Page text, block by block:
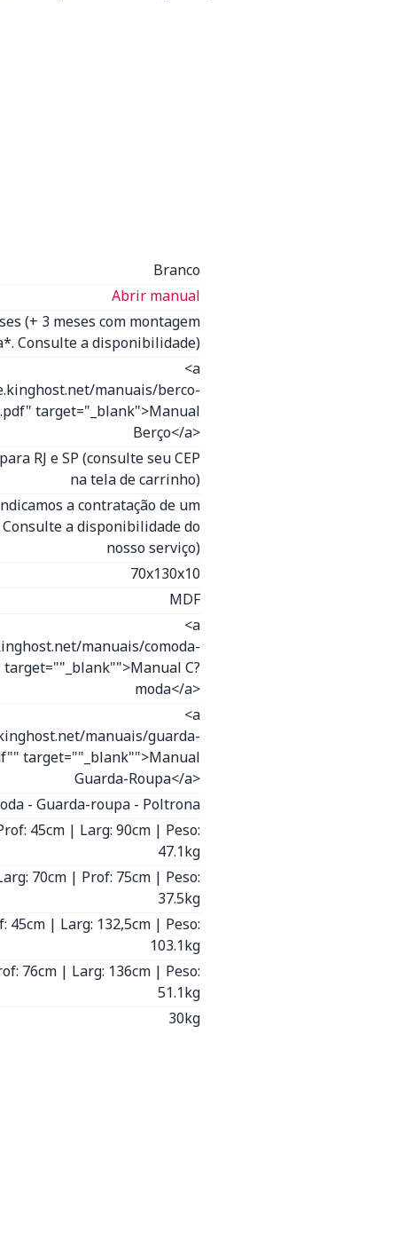
Branco
Abrir manual
(+ 3 meses com montagem
Consulte a disponibilidade)
<a
manuais/berco-
target="_blank">Manual
Berço</a>
RJ e SP (consulte seu CEP
na tela de carrinho)
a contratação de um
a disponibilidade do
nosso serviço)
70x130x10
MDF
<a
manuais/comoda-
C?
moda</a>
<a
manuais/guarda-
target=""_blank"">Manual
Guarda-Roupa</a>
- Guarda-roupa - Poltrona
45cm | Larg: 90cm | Peso:
47.1kg
70cm | Prof: 75cm | Peso:
37.5kg
45cm | Larg: 132,5cm | Peso:
103.1kg
76cm | Larg: 136cm | Peso:
51.1kg
30kg